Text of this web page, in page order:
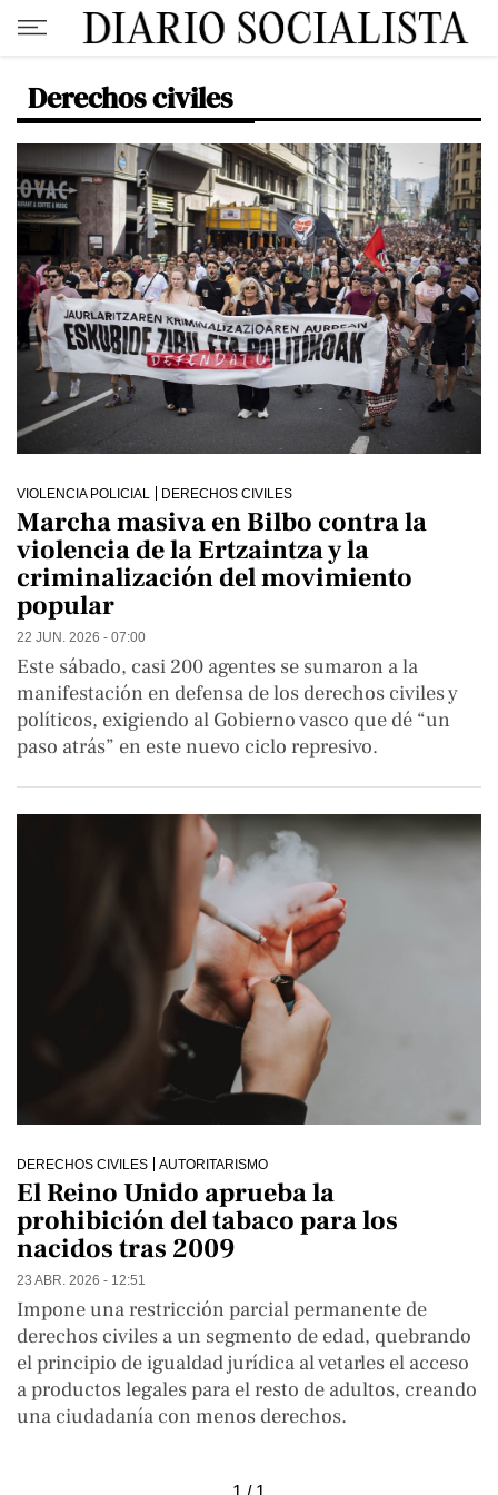
Derechos civiles
VIOLENCIA POLICIAL DERECHOS CIVILES
Marcha masiva en Bilbo contra la
violencia de la Ertzaintza y la
criminalización del movimiento
popular
22 JUN. 2026 - 07:00
Este sábado, casi 200 agentes se sumaron a la
manifestación en defensa de los derechos civiles y
políticos, exigiendo al Gobierno vasco que dé “un
paso atrás” en este nuevo ciclo represivo.
DERECHOS CIVILES AUTORITARISMO
El Reino Unido aprueba la
prohibición del tabaco para los
nacidos tras 2009
23 ABR. 2026 - 12:51
Impone una restricción parcial permanente de
derechos civiles a un segmento de edad, quebrando
el principio de igualdad jurídica al vetarles el acceso
a productos legales para el resto de adultos, creando
una ciudadanía con menos derechos.